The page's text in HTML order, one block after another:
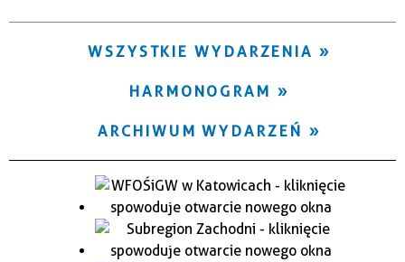
WSZYSTKIE WYDARZENIA
HARMONOGRAM
ARCHIWUM WYDARZEŃ